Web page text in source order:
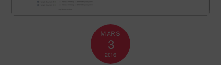
MARS
3
2016